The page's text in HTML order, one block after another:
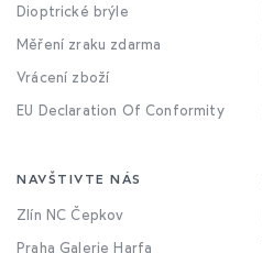
Dioptrické brýle
Měření zraku zdarma
Vrácení zboží
EU Declaration Of Conformity
NAVŠTIVTE NÁS
Zlín NC Čepkov
Praha Galerie Harfa